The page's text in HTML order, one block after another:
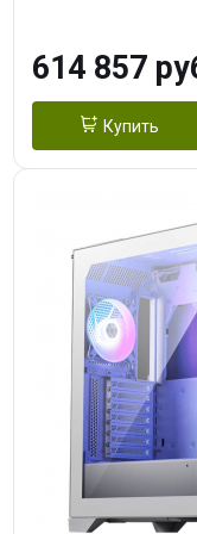
Turbo/ 1 ТБ
614 857
Купить